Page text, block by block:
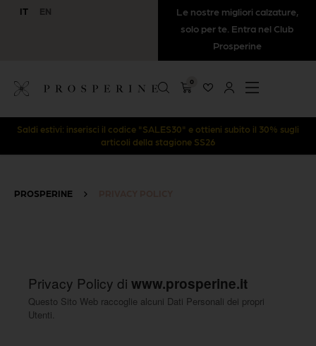
Le nostre migliori calzature,
solo per te. Entra nel Club
Prosperine
IT EN
0
Saldi estivi: inserisci il codice "SALES30" e ottieni subito il 30% sugli
articoli della stagione SS26
PROSPERINE
Privacy Policy di www.prosperine.it
Questo Sito Web raccoglie alcuni Dati Personali dei propri
Utenti.